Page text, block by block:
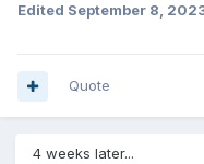
Edited September 8,
Quote
4 weeks later...